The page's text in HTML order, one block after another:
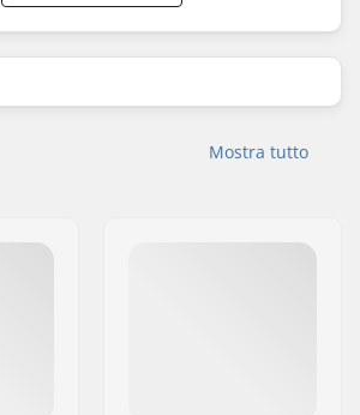
Mostra tutto